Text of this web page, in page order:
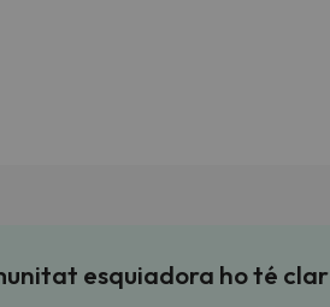
esquiadora ho té clar